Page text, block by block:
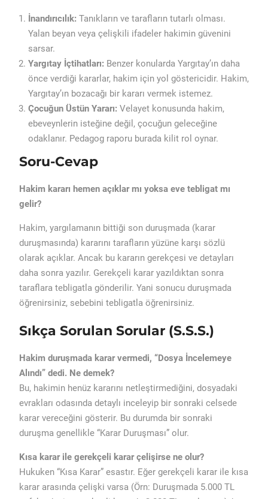
İnandırıcılık: Tanıkların ve tarafların tutarlı olması.
Yalan beyan veya çelişkili ifadeler hakimin güvenini
sarsar.
Yargıtay İçtihatları: Benzer konularda Yargıtay’ın daha
önce verdiği kararlar, hakim için yol göstericidir. Hakim,
Yargıtay’ın bozacağı bir kararı vermek istemez.
Çocuğun Üstün Yararı: Velayet konusunda hakim,
ebeveynlerin isteğine değil, çocuğun geleceğine
odaklanır. Pedagog raporu burada kilit rol oynar.
Soru-Cevap
Hakim kararı hemen açıklar mı yoksa eve tebligat mı
gelir?
Hakim, yargılamanın bittiği son duruşmada (karar
duruşmasında) kararını tarafların yüzüne karşı sözlü
olarak açıklar. Ancak bu kararın gerekçesi ve detayları
daha sonra yazılır. Gerekçeli karar yazıldıktan sonra
taraflara tebligatla gönderilir. Yani sonucu duruşmada
öğrenirsiniz, sebebini tebligatla öğrenirsiniz.
Sıkça Sorulan Sorular (S.S.S.)
Hakim duruşmada karar vermedi, “Dosya İncelemeye
Alındı” dedi. Ne demek?
Bu, hakimin henüz kararını netleştirmediğini, dosyadaki
evrakları odasında detaylı inceleyip bir sonraki celsede
karar vereceğini gösterir. Bu durumda bir sonraki
duruşma genellikle “Karar Duruşması” olur.
Kısa karar ile gerekçeli karar çelişirse ne olur?
Hukuken “Kısa Karar” esastır. Eğer gerekçeli karar ile kısa
karar arasında çelişki varsa (Örn: Duruşmada 5.000 TL